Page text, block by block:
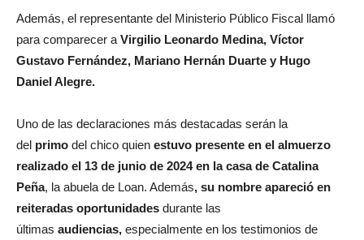
Además, el representante del Ministerio Público Fiscal llamó
para comparecer a Virgilio Leonardo Medina, Víctor
Gustavo Fernández, Mariano Hernán Duarte y Hugo
Daniel Alegre.
Uno de las declaraciones más destacadas serán la
del primo del chico quien estuvo presente en el almuerzo
realizado el 13 de junio de 2024 en la casa de Catalina
Peña, la abuela de Loan. Además, su nombre apareció en
reiteradas oportunidades durante las
últimas audiencias, especialmente en los testimonios de